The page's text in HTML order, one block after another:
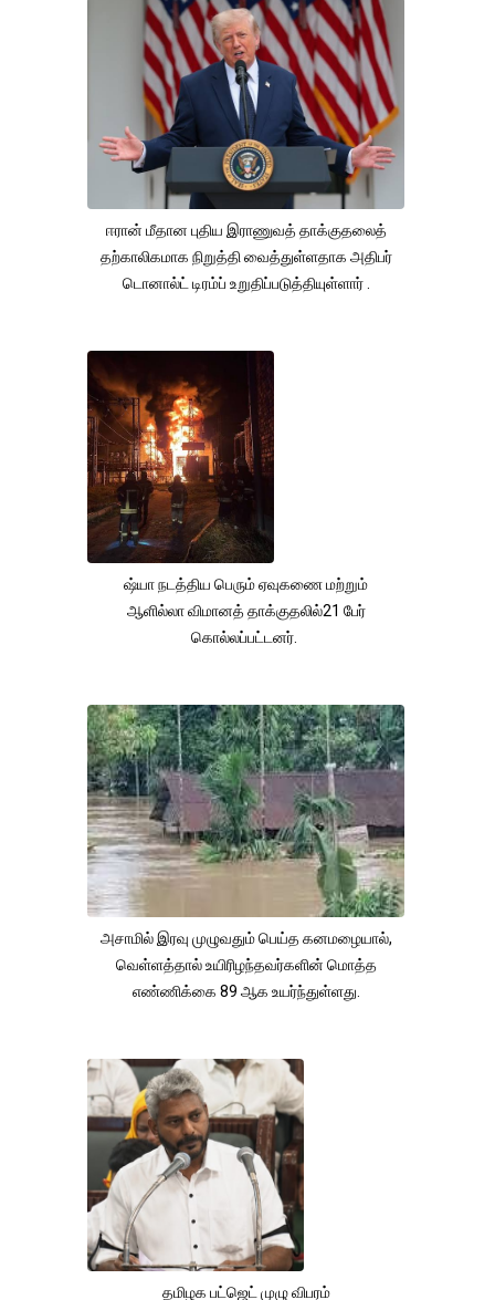
ஈரான் மீதான புதிய இராணுவத் தாக்குதலைத்
தற்காலிகமாக நிறுத்தி வைத்துள்ளதாக அதிபர்
டொனால்ட் டிரம்ப் உறுதிப்படுத்தியுள்ளார் .
ஷ்யா நடத்திய பெரும் ஏவுகணை மற்றும்
ஆளில்லா விமானத் தாக்குதலில்21 பேர்
கொல்லப்பட்டனர்.
அசாமில் இரவு முழுவதும் பெய்த கனமழையால்,
வெள்ளத்தால் உயிரிழந்தவர்களின் மொத்த
எண்ணிக்கை 89 ஆக உயர்ந்துள்ளது.
தமிழக பட்ஜெட் முழு விபரம்